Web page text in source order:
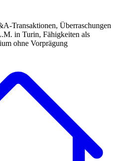
Transaktionen, Überraschungen
in Turin, Fähigkeiten als
ohne Vorprägung